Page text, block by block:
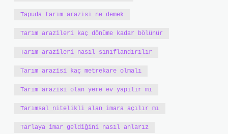
Tapuda tarım arazisi ne demek
Tarım arazileri kaç dönüme kadar bölünür
Tarım arazileri nasıl sınıflandırılır
Tarım arazisi kaç metrekare olmalı
Tarım arazisi olan yere ev yapılır mı
Tarımsal nitelikli alan imara açılır mı
Tarlaya imar geldiğini nasıl anlarız